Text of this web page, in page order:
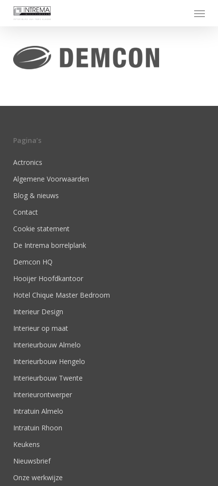
Menu
Pagina’s
Actronics
Algemene Voorwaarden
Blog & nieuws
Contact
Cookie statement
De Intrema borrelplank
Demcon HQ
Hooijer Hoofdkantoor
Hotel Chique Master Bedroom
Interieur Design
Interieur op maat
Interieurbouw Almelo
Interieurbouw Hengelo
Interieurbouw Twente
Interieurontwerper
Intratuin Almelo
Intratuin Rhoon
Keukens
Nieuwsbrief
Onze werkwijze